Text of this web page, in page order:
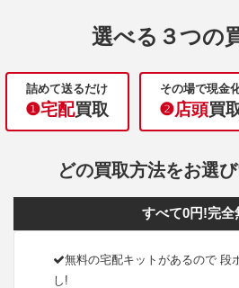
選べる３つの
詰めて送るだけ
❶宅配買取
その場で現金
❷店頭買
どの買取方法をお選
すべて0円!完全
無料の宅配キットがあるので 段
し!